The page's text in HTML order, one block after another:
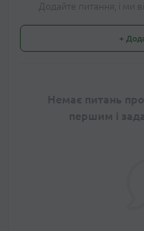
Додайте питання, і ми
+
Немає питань
першим і